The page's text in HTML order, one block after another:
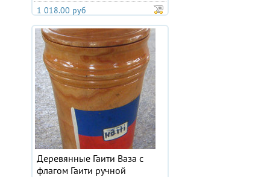
1 018.00 руб
Деревянные Гаити Ваза с
флагом Гаити ручной